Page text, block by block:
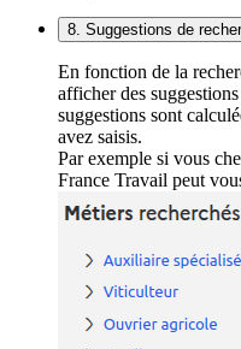
8. Suggestions de
En fonction de la
afficher des
suggestions sont
avez saisis.
Par exemple si vous
France Travail peut